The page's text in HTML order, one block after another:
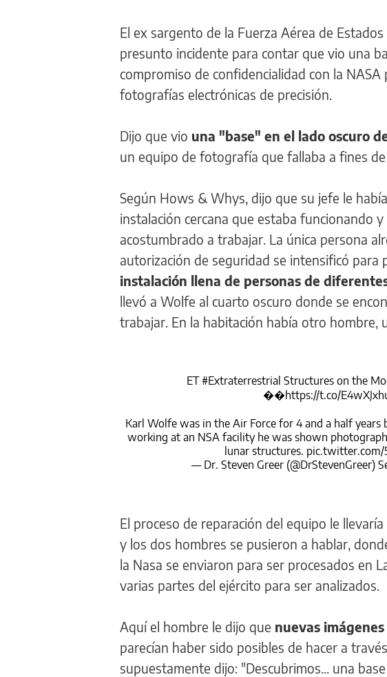
El ex sargento de la Fuerza Aérea de
presunto incidente para contar que vio una
compromiso de confidencialidad con la
fotografías electrónicas de precisión.
Dijo que vio una "base" en el lado oscuro
un equipo de fotografía que fallaba a fines de
Según Hows & Whys, dijo que su jefe le
instalación cercana que estaba funcionando
acostumbrado a trabajar. La única persona
autorización de seguridad se intensificó para
instalación llena de personas de
llevó a Wolfe al cuarto oscuro donde se
trabajar. En la habitación había otro hombre,
ET#Extraterrestrial Structures on the
��https://t.co/
Karl Wolfe was in the Air Force for 4 and a half years
working at an NSA facility he was shown
lunar structures. pic.twitter.com/
— Dr. Steven Greer (@DrStevenGreer)
El proceso de reparación del equipo le
y los dos hombres se pusieron a hablar,
la Nasa se enviaron para ser procesados en
varias partes del ejército para ser analizados.
Aquí el hombre le dijo que nuevas
parecían haber sido posibles de hacer a
supuestamente dijo: "Descubrimos... una